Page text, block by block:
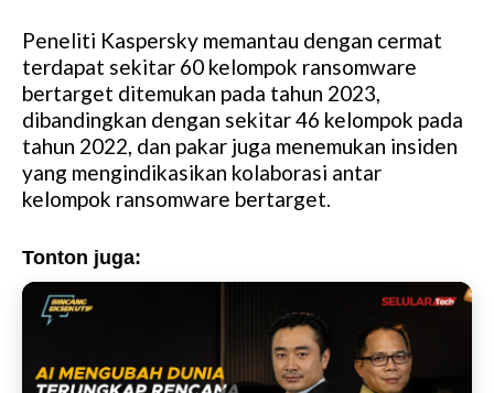
Peneliti Kaspersky memantau dengan cermat
terdapat sekitar 60 kelompok ransomware
bertarget ditemukan pada tahun 2023,
dibandingkan dengan sekitar 46 kelompok pada
tahun 2022, dan pakar juga menemukan insiden
yang mengindikasikan kolaborasi antar
kelompok ransomware bertarget.
Tonton juga: